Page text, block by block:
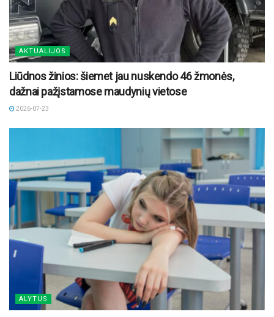
AKTUALIJOS
Liūdnos žinios: šiemet jau nuskendo 46 žmonės,
dažnai pažįstamose maudynių vietose
2026-07-23
ALYTUS